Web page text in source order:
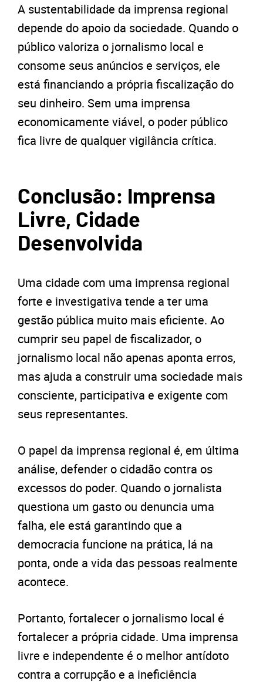
A sustentabilidade da imprensa regional
depende do apoio da sociedade. Quando o
público valoriza o jornalismo local e
consome seus anúncios e serviços, ele
está financiando a própria fiscalização do
seu dinheiro. Sem uma imprensa
economicamente viável, o poder público
fica livre de qualquer vigilância crítica.
Conclusão: Imprensa
Livre, Cidade
Desenvolvida
Uma cidade com uma imprensa regional
forte e investigativa tende a ter uma
gestão pública muito mais eficiente. Ao
cumprir seu papel de fiscalizador, o
jornalismo local não apenas aponta erros,
mas ajuda a construir uma sociedade mais
consciente, participativa e exigente com
seus representantes.
O papel da imprensa regional é, em última
análise, defender o cidadão contra os
excessos do poder. Quando o jornalista
questiona um gasto ou denuncia uma
falha, ele está garantindo que a
democracia funcione na prática, lá na
ponta, onde a vida das pessoas realmente
acontece.
Portanto, fortalecer o jornalismo local é
fortalecer a própria cidade. Uma imprensa
livre e independente é o melhor antídoto
contra a corrupção e a ineficiência